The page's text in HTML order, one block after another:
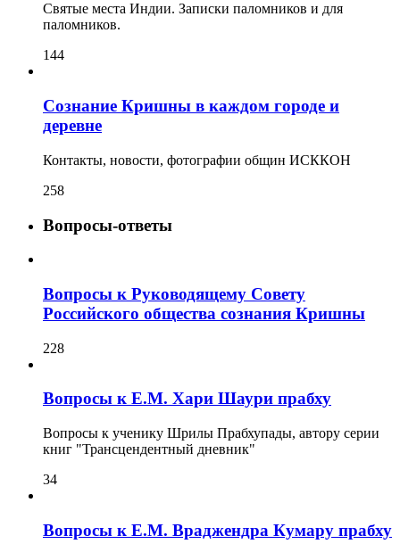
Святые места Индии. Записки паломников и для
паломников.
144
Сознание Кришны в каждом городе и
деревне
Контакты, новости, фотографии общин ИСККОН
258
Вопросы-ответы
Вопросы к Руководящему Совету
Российского общества сознания Кришны
228
Вопросы к Е.М. Хари Шаури прабху
Вопросы к ученику Шрилы Прабхупады, автору серии
книг "Трансцендентный дневник"
34
Вопросы к Е.М. Враджендра Кумару прабху